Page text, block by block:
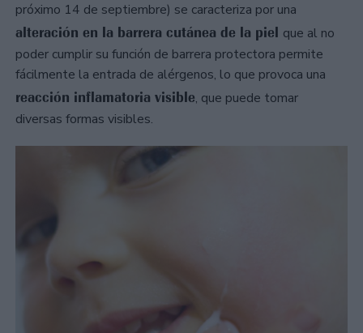
próximo 14 de septiembre) se caracteriza por una
alteración en la barrera cutánea de la piel que al no
poder cumplir su función de barrera protectora permite
fácilmente la entrada de alérgenos, lo que provoca una
reacción inflamatoria visible, que puede tomar
diversas formas visibles.